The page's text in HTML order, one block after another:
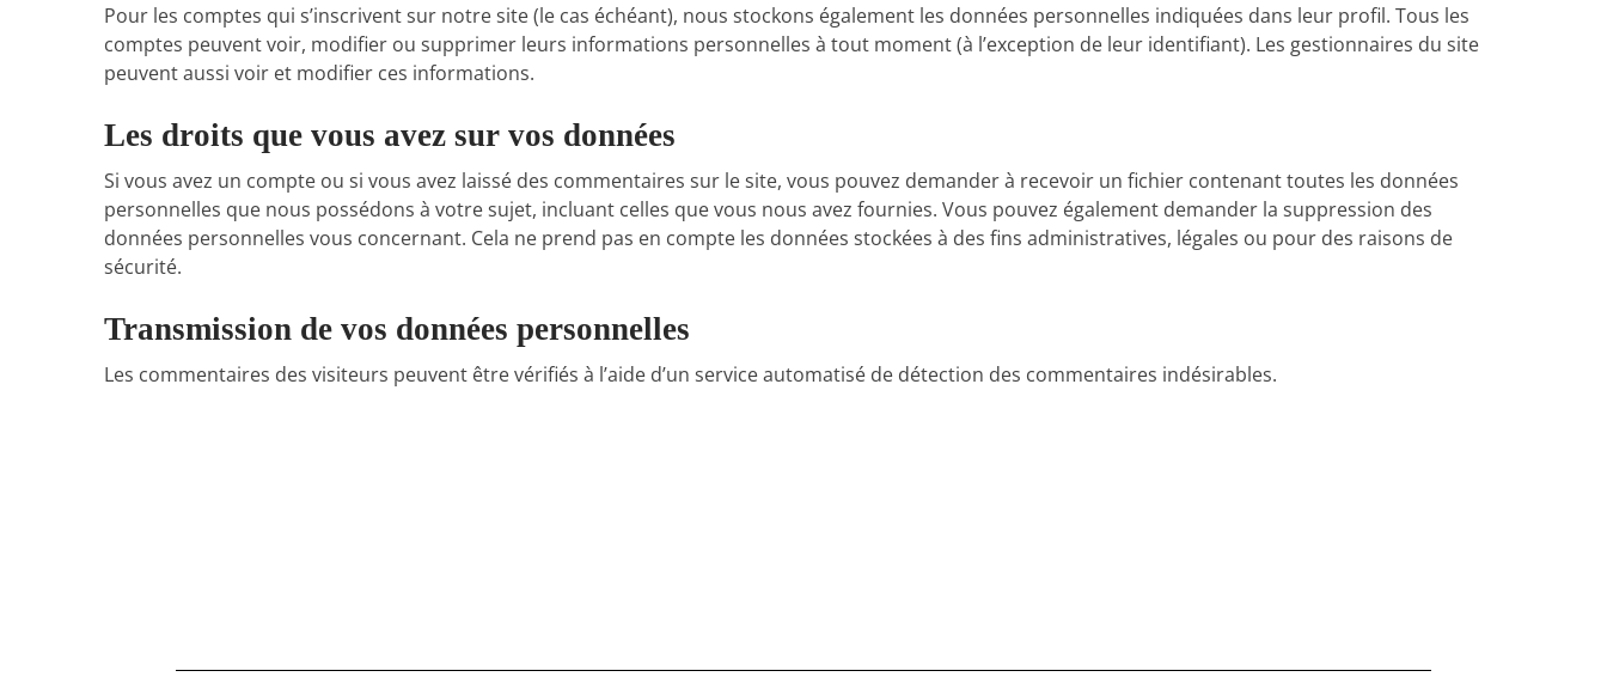
Pour les comptes qui s’inscrivent sur notre site (le cas échéant), nous stockons également les données personnelles indiquées dans leur profil. Tous les
comptes peuvent voir, modifier ou supprimer leurs informations personnelles à tout moment (à l’exception de leur identifiant). Les gestionnaires du site
peuvent aussi voir et modifier ces informations.
Les droits que vous avez sur vos données
Si vous avez un compte ou si vous avez laissé des commentaires sur le site, vous pouvez demander à recevoir un fichier contenant toutes les données
personnelles que nous possédons à votre sujet, incluant celles que vous nous avez fournies. Vous pouvez également demander la suppression des
données personnelles vous concernant. Cela ne prend pas en compte les données stockées à des fins administratives, légales ou pour des raisons de
sécurité.
Transmission de vos données personnelles
Les commentaires des visiteurs peuvent être vérifiés à l’aide d’un service automatisé de détection des commentaires indésirables.